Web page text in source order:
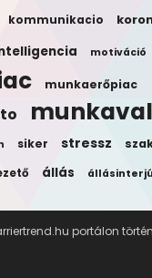
kommunikacio
motiváció
munkaerőpiac
siker stressz
állás állásinterjú
karriertrend.hu portálon